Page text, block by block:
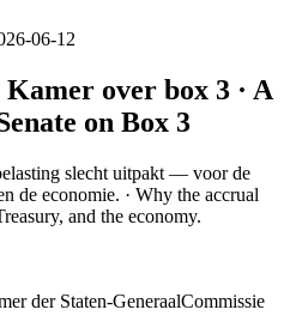
06-12
over box 3 · A
on Box 3
slecht uitpakt — voor de
de economie. · Why the accrual
and the economy.
der Staten-GeneraalCommissie